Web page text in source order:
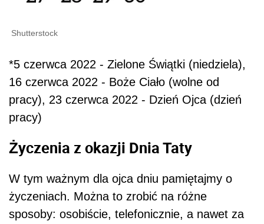
Shutterstock
*5 czerwca 2022 - Zielone Świątki (niedziela),
16 czerwca 2022 - Boże Ciało (wolne od
pracy), 23 czerwca 2022 - Dzień Ojca (dzień
pracy)
Życzenia z okazji Dnia Taty
W tym ważnym dla ojca dniu pamiętajmy o
życzeniach. Można to zrobić na różne
sposoby: osobiście, telefonicznie, a nawet za